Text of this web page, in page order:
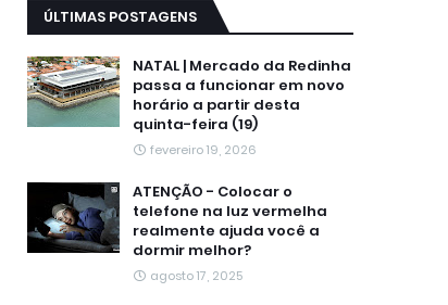
ÚLTIMAS POSTAGENS
NATAL | Mercado da Redinha
passa a funcionar em novo
horário a partir desta
quinta-feira (19)
fevereiro 19, 2026
ATENÇÃO - Colocar o
telefone na luz vermelha
realmente ajuda você a
dormir melhor?
agosto 17, 2025